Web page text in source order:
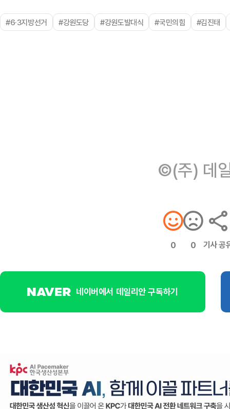
#6·3지방선거 #강원도당 #강원도발대식 #국민의힘 #김진태
©(주) 데
0 0 기사 공
네이버에서 데일리안 구독하기